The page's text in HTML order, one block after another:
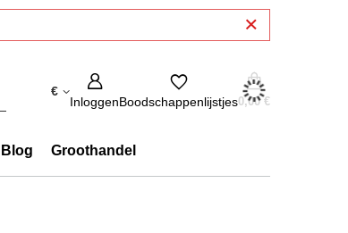
€
InloggenBoodschappenlijstjes0,00 €
Blog Groothandel